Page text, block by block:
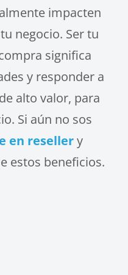
impacten
negocio. Ser tu
significa
y responder a
alto valor, para
Si aún no sos
en resellery
estos beneficios.